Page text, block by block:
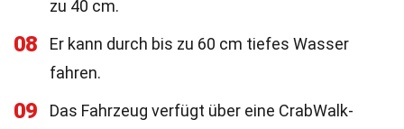
zu 40 cm.
08
Er kann durch bis zu 60 cm tiefes Wasser
fahren.
09
Das Fahrzeug verfügt über eine CrabWalk-